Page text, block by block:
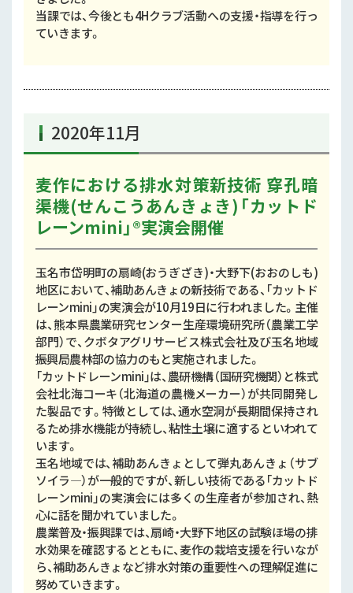
当課では、今後とも4Hクラブ活動への支援・指導を行っ
ていきます。
2020年11月
麦作における排水対策新技術 穿孔暗
渠機(せんこうあんきょき)「カットド
レーンmini」®実演会開催
玉名市岱明町の扇崎(おうぎざき)・大野下(おおのしも)
地区において、補助あんきょの新技術である、「カットド
レーンmini」の実演会が10月19日に行われました。主催
は、熊本県農業研究センター生産環境研究所（農業工学
部門）で、クボタアグリサービス株式会社及び玉名地域
振興局農林部の協力のもと実施されました。
「カットドレーンmini」は、農研機構（国研究機関）と株式
会社北海コーキ（北海道の農機メーカー）が共同開発し
た製品です。特徴としては、通水空洞が長期間保持され
るため排水機能が持続し、粘性土壌に適するといわれて
います。
玉名地域では、補助あんきょとして弾丸あんきょ（サブ
ソイラ―）が一般的ですが、新しい技術である「カットド
レーンmini」の実演会には多くの生産者が参加され、熱
心に話を聞かれていました。
農業普及・振興課では、扇崎・大野下地区の試験ほ場の排
水効果を確認するとともに、麦作の栽培支援を行いなが
ら、補助あんきょなど排水対策の重要性への理解促進に
努めていきます。